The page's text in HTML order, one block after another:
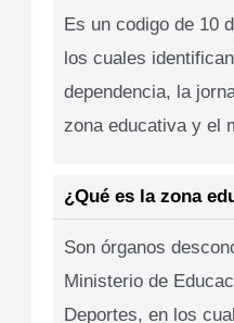
Es un codigo de 10
los cuales
dependencia, la
zona educativa y el
¿Qué es la zona
Son órganos
Ministerio de
Deportes, en los